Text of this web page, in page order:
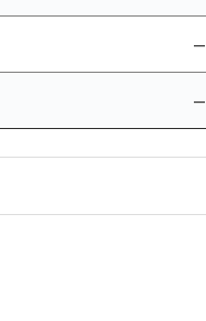
–
–